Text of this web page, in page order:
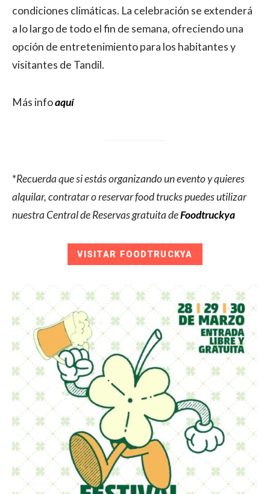
condiciones climáticas. La celebración se extenderá
a lo largo de todo el fin de semana, ofreciendo una
opción de entretenimiento para los habitantes y
visitantes de Tandil.
Más infoaquí
*Recuerda que si estás organizando un evento y quieres
alquilar, contratar o reservar food trucks puedes utilizar
nuestra Central de Reservas gratuita deFoodtruckya
VISITAR FOODTRUCKYA